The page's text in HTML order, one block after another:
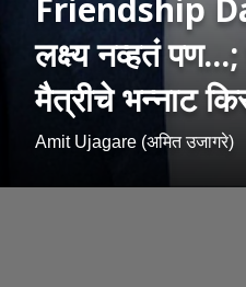
Friendship
लक्ष्य नव्हतं पण...;
मैत्रीचे भन्नाट
Amit Ujagare (अमित उजागरे)